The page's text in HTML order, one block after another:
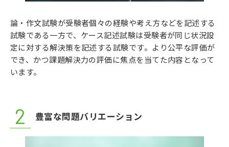
論・作文試験が受験者個々の経験や考え方などを記述する
試験である一方で、ケース記述試験は受験者が同じ状況設
定に対する解決策を記述する試験です。より公平な評価が
でき、かつ課題解決力の評価に焦点を当てた内容となって
います。
豊富な問題バリエーション